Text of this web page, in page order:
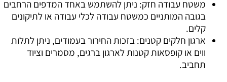
משטח עבודה חזק: ניתן להשתמש באחד המדפים הרחבים
בגובה המותניים כמשטח עבודה לכלי עבודה או לתיקונים
קלים.
ארגון חלקים קטנים: בזכות החירור בעמודים, ניתן לתלות
ווים או קופסאות קטנות לארגון ברגים, מסמרים וציוד
תחביב.